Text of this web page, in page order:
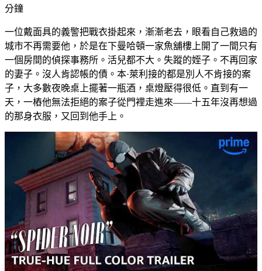
分鐘
一位戴面具的義警把戰衣掛起來，漸漸老去，眼看自己救過的
城市不再需要他，於是在下曼哈頓一家魚舖樓上開了一間只有
一個房間的偵探事務所。活兒都不大。失蹤的姪子。不再回家
的妻子。沒人肯認帳的債。本·萊利接的都是別人不肯接的案
子，大多數夜晚桌上擺著一瓶酒，桌燈壓得很低。直到有一
天，一樁他無法拒絕的案子從門裡走進來——十五年沒再想過
的那身衣服，又回到他手上。